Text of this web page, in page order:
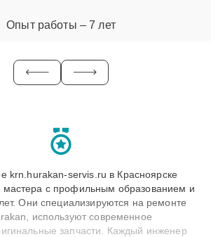
Опыт работы – 7 лет
krn.hurakan-servis.ru в Красноярске
мастера с профильным образованием и
Они специализируются на ремонте
используют современное
запчасти. Каждый инженер